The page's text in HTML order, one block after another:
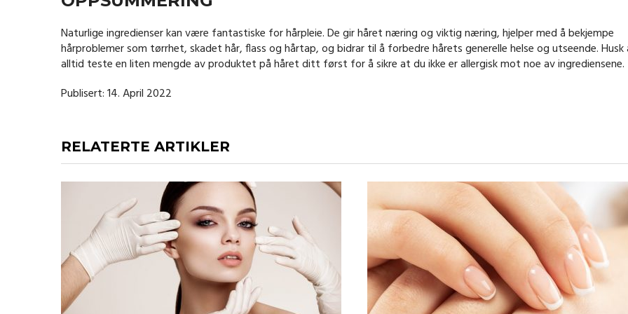
Naturlige ingredienser kan være fantastiske for hårpleie. De gir håret næring og viktig næring, hjelper med å bekjempe
hårproblemer som tørrhet, skadet hår, flass og hårtap, og bidrar til å forbedre hårets generelle helse og utseende. Husk
alltid teste en liten mengde av produktet på håret ditt først for å sikre at du ikke er allergisk mot noe av ingrediensene.
Publisert: 14. April 2022
RELATERTE ARTIKLER